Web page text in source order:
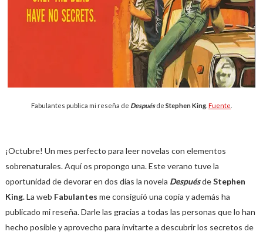
Fabulantes publica mi reseña de Despuésde Stephen King. Fuente
¡Octubre! Un mes perfecto para leer novelas con elementos
sobrenaturales. Aquí os propongo una. Este verano tuve la
oportunidad de devorar en dos días la novela DespuésdeStephen
King. La web Fabulantes me consiguió una copia y además ha
publicado mi reseña. Darle las gracias a todas las personas que lo han
hecho posible y aprovecho para invitarte a descubrir los secretos de